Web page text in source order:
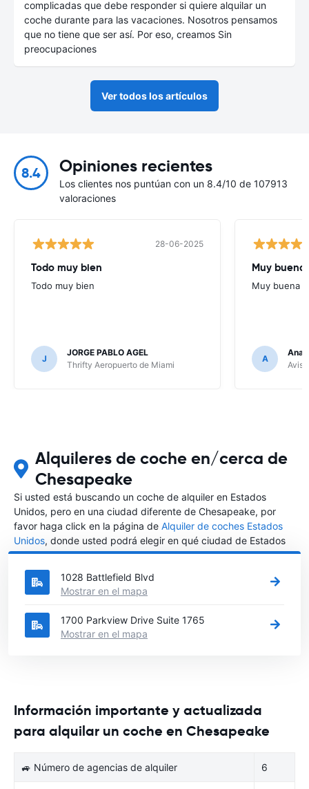
complicadas que debe responder si quiere alquilar un
coche durante para las vacaciones. Nosotros pensamos
que no tiene que ser así. Por eso, creamos Sin
preocupaciones
Ver todos los artículos
8.4 Opiniones recientes
Los clientes nos puntúan con un 8.4/10 de 107913
valoraciones
28-06-2025
Todo muy bien
Todo muy bien
J
JORGE PABLO AGEL
Thrifty Aeropuerto de Miami
Muy buena
Muy buena
A
Ana
Avis
Alquileres de coche en/cerca de
Chesapeake
Si usted está buscando un coche de alquiler en Estados
Unidos, pero en una ciudad diferente de Chesapeake, por
favor haga click en la página de Alquiler de coches Estados
Unidos, donde usted podrá elegir en qué ciudad de Estados
Unidos desea alquilar un coche.
1028 Battlefield Blvd
Mostrar en el mapa
1700 Parkview Drive Suite 1765
Mostrar en el mapa
Información importante y actualizada
para alquilar un coche en Chesapeake
🚙 Número de agencias de alquiler 6